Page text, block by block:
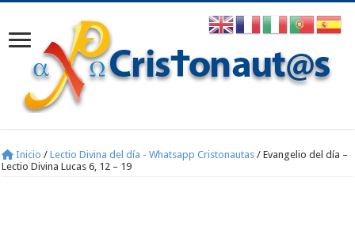
Inicio / Lectio Divina del día - Whatsapp Cristonautas / Evangelio del día –
Lectio Divina Lucas 6, 12 – 19